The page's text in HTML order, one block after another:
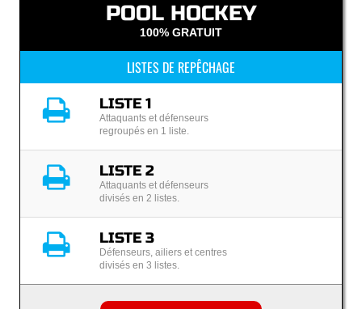
POOL HOCKEY
100% GRATUIT
LISTES DE REPÊCHAGE
LISTE 1
Attaquants et défenseurs
regroupés en 1 liste.
LISTE 2
Attaquants et défenseurs
divisés en 2 listes.
LISTE 3
Défenseurs, ailiers et centres
divisés en 3 listes.